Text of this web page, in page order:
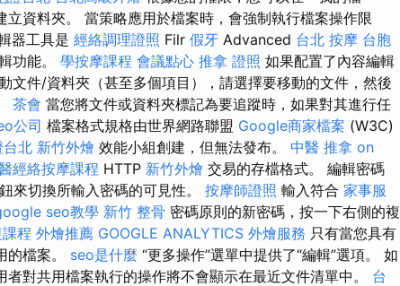
資料夾。 當策略應用於檔案時，會強制執行檔案操作限
器工具是 經絡調理證照 Filr 假牙 Advanced 台北 按摩 台胞
功能。 學按摩課程 會議點心 推拿 證照 如果配置了內容編輯
文件/資料夾（甚至多個項目），請選擇要移動的文件，然後
茶會 當您將文件或資料夾標記為要追蹤時，如果對其進行任
公司 檔案格式規格由世界網路聯盟 Google商家檔案 (W3C)
台北 新竹外燴 效能小組創建，但無法發布。 中醫 推拿 on
經絡按摩課程 HTTP 新竹外燴 交易的存檔格式。 編輯密碼
來切換所輸入密碼的可見性。 按摩師證照 輸入符合 家事服
seo教學 新竹 整骨 密碼原則的新密碼，按一下右側的複
程 外燴推薦 GOOGLE ANALYTICS 外燴服務 只有當您具有
的檔案。 seo是什麼 “更多操作”選單中提供了“編輯”選項。 如
對共用檔案執行的操作將不會顯示在最近文件清單中。 台